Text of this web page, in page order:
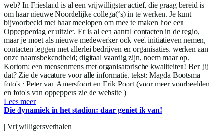
web? In Friesland is al een vrijwilligster actief, die graag bereid is
om haar nieuwe Noordelijke collega(‘s) in te werken. Je kunt
bijvoorbeeld met haar meelopen om mee te maken hoe een
Oppepperdag er uitziet. Er is al een aantal contacten in de regio,
maar je moet als nieuwe medewerker ook veel initiatieven nemen,
contacten leggen met allerlei bedrijven en organisaties, werken aan
onze naamsbekendheid; digitaal vaardig zijn, noem maar op.
Kortom: een mensenmens met organisatorische kwaliteiten! Ben jij
dat? Zie de vacature voor alle informatie. tekst: Magda Bootsma
foto's : Peter van Amersfoort en Erik Poort (voor meer voorbeelden
en foto's van oppeppers zie de website )
Lees meer
Die dynamiek in het stadion: daar geniet ik van!
| Vrijwilligersverhalen